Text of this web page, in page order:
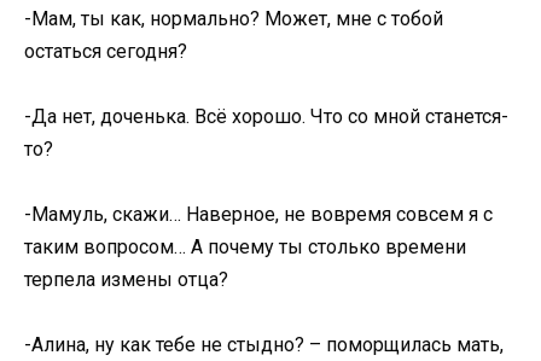
-Мам, ты как, нормально? Может, мне с тобой
остаться сегодня?
-Да нет, доченька. Всё хорошо. Что со мной станется-
то?
-Мамуль, скажи… Наверное, не вовремя совсем я с
таким вопросом… А почему ты столько времени
терпела измены отца?
-Алина, ну как тебе не стыдно? – поморщилась мать,